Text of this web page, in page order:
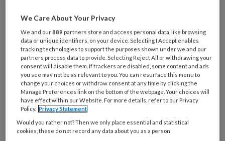
We Care About Your Privacy
We and our889 partners store and access personal data, like browsing
data or unique identifiers, on your device. Selecting I Accept enables
tracking technologies to support the purposes shown under we and our
partners process data to provide. Selecting Reject All or withdrawing your
consent will disable them. If trackers are disabled, some content and ads
you see may not be as relevant to you. You can resurface this menu to
change your choices or withdraw consent at any time by clicking the
Manage Preferences link on the bottom of the webpage. Your choices will
have effect within our Website. For more details, refer to our Privacy
Policy. Privacy Statement
Would you rather not? Then we only place essential and statistical
cookies, these do not record any data about you as a person